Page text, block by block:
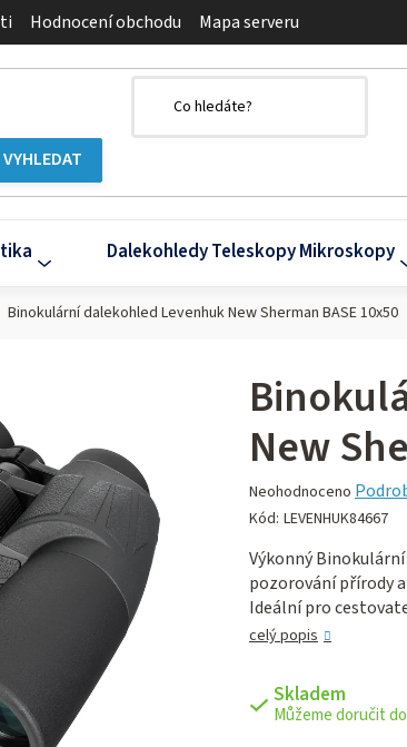
Hodnocení obchodu Mapa serveru
Dalekohledy Teleskopy Mikroskopy
Binokulární dalekohled Levenhuk New Sherman BASE 10x50
New
Průměrné
hodnocení
je
0,0
z 5
hvězdiček.
Neohodnoceno
Kód: LEVENHUK84667
Výkonný Binokulární
pozorování přírody
Ideální pro
celý popis
Skladem